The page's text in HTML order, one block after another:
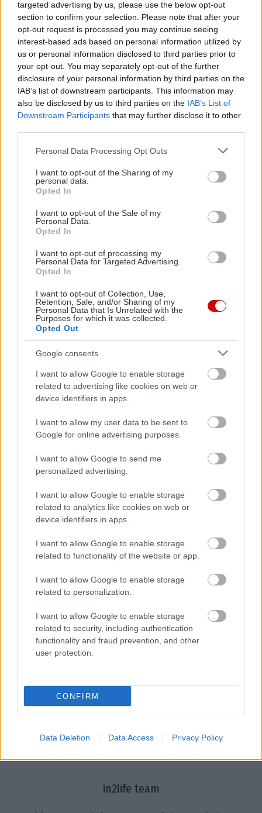
targeted advertising by us, please use the below opt-out
section to confirm your selection. Please note that after your
opt-out request is processed you may continue seeing
interest-based ads based on personal information utilized by
us or personal information disclosed to third parties prior to
your opt-out. You may separately opt-out of the further
disclosure of your personal information by third parties on the
IAB’s list of downstream participants. This information may
also be disclosed by us to third parties on the IAB’s List of
Downstream Participants that may further disclose it to other
Please note that this website/app uses one or more Google
not limited to your visit or usage behaviour. You may click to
grant or deny consent to Google and its third-party tags to
use your data for below specified purposes in below Google
consent section.
Personal Data Processing Opt Outs
I want to opt-out of the Sharing of my
personal data.
Opted In
I want to opt-out of the Sale of my
Personal Data.
Opted In
I want to opt-out of processing my
Personal Data for Targeted Advertising.
Opted In
I want to opt-out of Collection, Use,
Retention, Sale, and/or Sharing of my
Personal Data that Is Unrelated with the
Purposes for which it was collected.
Opted Out
Google consents
I want to allow Google to enable storage
related to advertising like cookies on web or
device identifiers in apps.
I want to allow my user data to be sent to
Google for online advertising purposes.
I want to allow Google to send me
personalized advertising.
I want to allow Google to enable storage
related to analytics like cookies on web or
device identifiers in apps.
I want to allow Google to enable storage
related to functionality of the website or app.
I want to allow Google to enable storage
related to personalization.
I want to allow Google to enable storage
related to security, including authentication
functionality and fraud prevention, and other
user protection.
CONFIRM
Data Deletion Data Access Privacy Policy
αλλού, ίσως αξίζει να θυμηθείς πως κάπου,
κάποιος αλγόριθμος το έχει μετρήσει ήδη! Ίσως
αξίζει, όμως, να θυμόμαστε πού και πού και το
ένστικτο, όχι γιατί είναι πιο σωστό, αλλά γιατί
μέσα στον καταιγισμό πληροφοριών, μερικές
φορές είναι το μόνο πράγμα που δεν χρειάζεται
δεδομένα για να σου πει τι να επιλέξεις.
in2life team